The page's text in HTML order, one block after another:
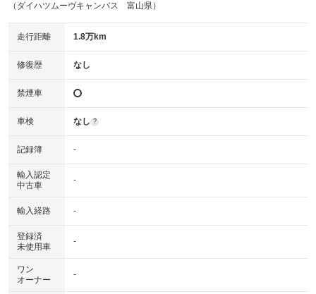
（ダイハツムーヴキャンバス 富山県）
走行距離 1.8万km
修復歴 なし
禁煙車
車検 なし ?
記録簿 -
輸入認定
中古車
-
輸入経路 -
登録済
未使用車
-
ワン
オーナー
-